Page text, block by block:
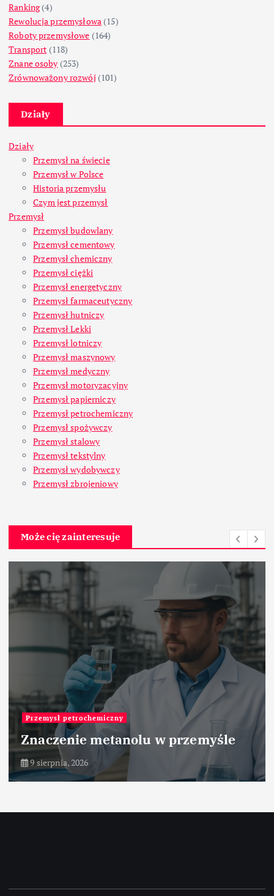
Ranking(4)
Rewolucja przemysłowa (15)
Roboty przemysłowe (164)
Transport (118)
Znane osoby (253)
Zrównoważony rozwój (101)
Działy
Działy
Przemysł na świecie
Przemysł w Polsce
Historia przemysłu
Czym jest przemysł
Przemysł
Przemysł budowlany
Przemysł cementowy
Przemysł chemiczny
Przemysł ciężki
Przemysł energetyczny
Przemysł farmaceutyczny
Przemysł hutniczy
Przemysł Lekki
Przemysł lotniczy
Przemysł maszynowy
Przemysł medyczny
Przemysł motoryzacyjny
Przemysł papierniczy
Przemysł petrochemiczny
Przemysł spożywczy
Przemysł stalowy
Przemysł tekstylny
Przemysł wydobywczy
Przemysł zbrojeniowy
Może cię zainteresuje
Przemysł petrochemiczny
Znaczenie metanolu w przemyśle
9 sierpnia, 2026